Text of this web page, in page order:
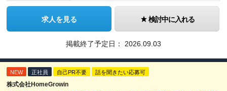
求人を見る 検討中に入れる
掲載終了予定日： 2026.09.03
NEW 正社員 自己PR不要 話を聞きたい応募可
株式会社HomeGrowin